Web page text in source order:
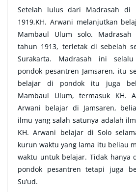
Setelah lulus dari Madrasah di
1919,KH. Arwani melanjutkan
Mambaul Ulum solo.
tahun 1913, terletak di sebelah
Surakarta. Madrasah ini
pondok pesantren Jamsaren, itu
belajar di pondok itu juga
Mambaul Ulum, termasuk KH.
Arwani belajar di Jamsaren,
ilmu yang salah satunya adalah
KH. Arwani belajar di Solo
kurun waktu yang lama itu beliau
waktu untuk belajar. Tidak hanya
pondok pesantren tetapi juga
Su’ud.